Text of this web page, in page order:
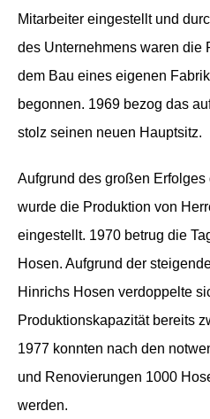
Mitarbeiter eingestellt und
des Unternehmens waren die
dem Bau eines eigenen
begonnen. 1969 bezog das
stolz seinen neuen Hauptsitz.
Aufgrund des großen
wurde die Produktion von
eingestellt. 1970 betrug die
Hosen. Aufgrund der
Hinrichs Hosen verdoppelte
Produktionskapazität bereits
1977 konnten nach den
und Renovierungen 1000
werden.